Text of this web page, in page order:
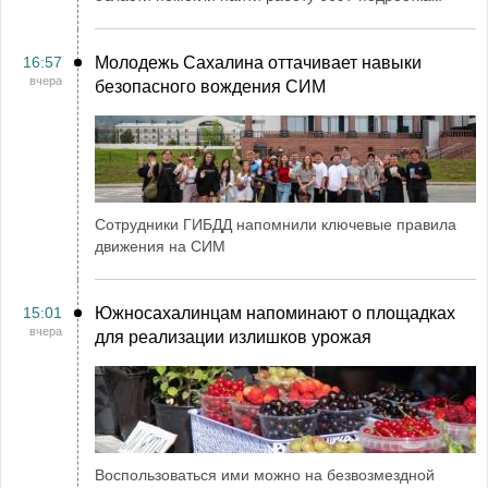
16:57
вчера
Молодежь Сахалина оттачивает навыки
безопасного вождения СИМ
Сотрудники ГИБДД напомнили ключевые правила
движения на СИМ
15:01
вчера
Южносахалинцам напоминают о площадках
для реализации излишков урожая
Воспользоваться ими можно на безвозмездной